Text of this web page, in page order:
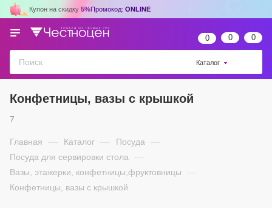
Купон на скидку 5%Промокод: ONLINE
0 0 0
Каталог
Конфетницы, вазы с крышкой
7
Главная — Каталог — Посуда —
Посуда для сервировки стола —
Вазы, этажерки, конфетницы,фруктовницы —
Конфетницы, вазы с крышкой